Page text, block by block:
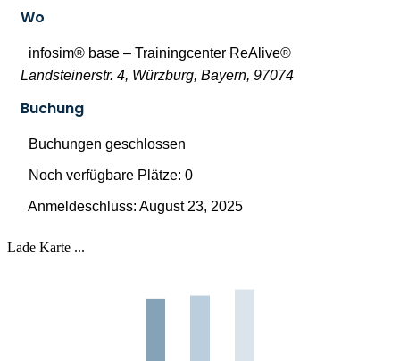
Wo
infosim® base – Trainingcenter ReAlive®
Landsteinerstr. 4, Würzburg, Bayern, 97074
Buchung
Buchungen geschlossen
Noch verfügbare Plätze: 0
Anmeldeschluss: August 23, 2025
Lade Karte ...